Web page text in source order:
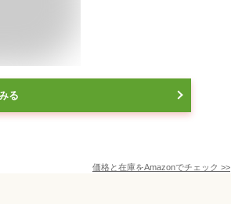
る
価格と在庫をAmazonでチェック >>